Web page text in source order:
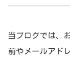
当ブログでは、
前やメールアド